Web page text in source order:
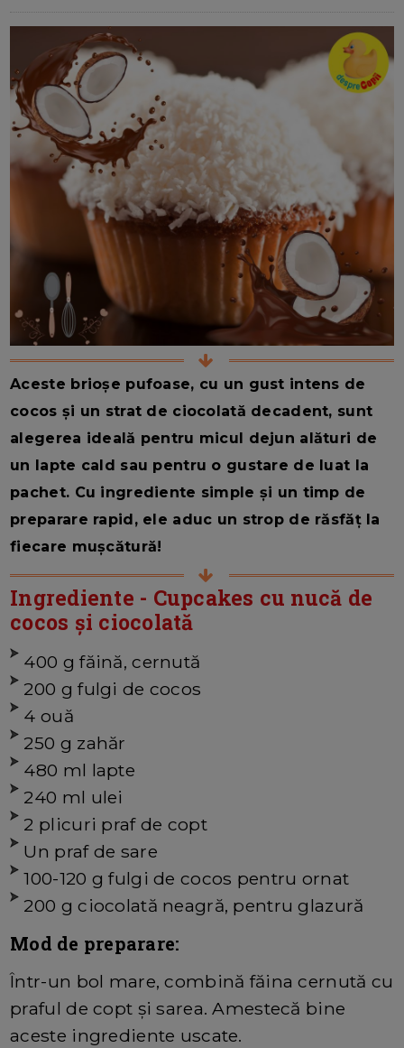
Aceste brioșe pufoase, cu un gust intens de
cocos și un strat de ciocolată decadent, sunt
alegerea ideală pentru micul dejun alături de
un lapte cald sau pentru o gustare de luat la
pachet. Cu ingrediente simple și un timp de
preparare rapid, ele aduc un strop de răsfăț la
fiecare mușcătură!
Ingrediente - Cupcakes cu nucă de
cocos și ciocolată
400 g făină, cernută
200 g fulgi de cocos
4 ouă
250 g zahăr
480 ml lapte
240 ml ulei
2 plicuri praf de copt
Un praf de sare
100-120 g fulgi de cocos pentru ornat
200 g ciocolată neagră, pentru glazură
Mod de preparare:
Într-un bol mare, combină făina cernută cu
praful de copt și sarea. Amestecă bine
aceste ingrediente uscate.